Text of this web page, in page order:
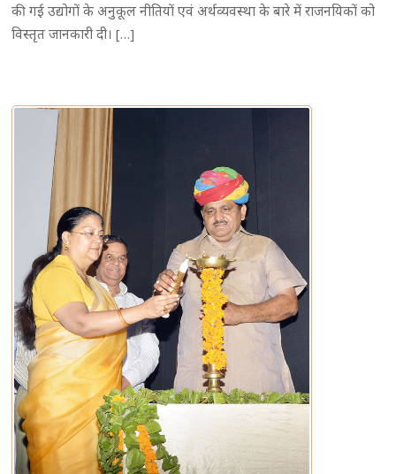
की गई उद्योगों के अनुकूल नीतियों एवं अर्थव्यवस्था के बारे में राजनयिकों को
विस्तृत जानकारी दी। […]